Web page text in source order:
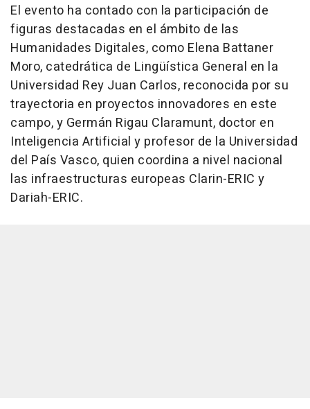
El evento ha contado con la participación de
figuras destacadas en el ámbito de las
Humanidades Digitales, como Elena Battaner
Moro, catedrática de Lingüística General en la
Universidad Rey Juan Carlos, reconocida por su
trayectoria en proyectos innovadores en este
campo, y Germán Rigau Claramunt, doctor en
Inteligencia Artificial y profesor de la Universidad
del País Vasco, quien coordina a nivel nacional
las infraestructuras europeas Clarin-ERIC y
Dariah-ERIC.